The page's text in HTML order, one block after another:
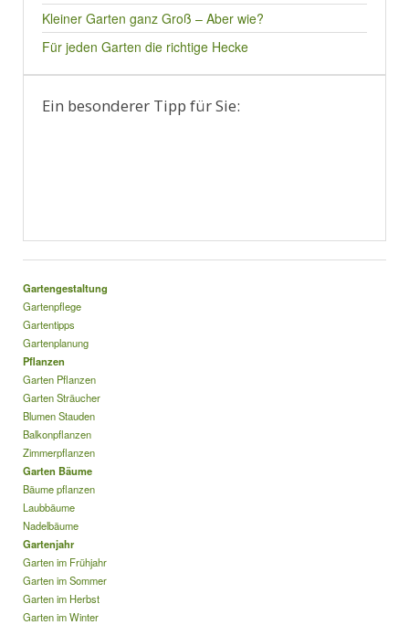
Kleiner Garten ganz Groß – Aber wie?
Für jeden Garten die richtige Hecke
Ein besonderer Tipp für Sie:
Gartengestaltung
Gartenpflege
Gartentipps
Gartenplanung
Pflanzen
Garten Pflanzen
Garten Sträucher
Blumen Stauden
Balkonpflanzen
Zimmerpflanzen
Garten Bäume
Bäume pflanzen
Laubbäume
Nadelbäume
Gartenjahr
Garten im Frühjahr
Garten im Sommer
Garten im Herbst
Garten im Winter